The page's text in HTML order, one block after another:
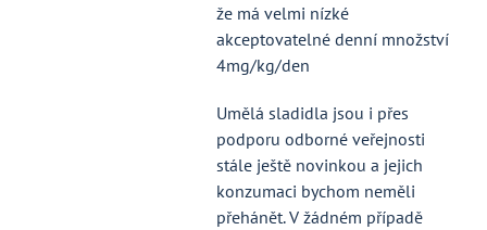
že má velmi nízké
akceptovatelné denní množství
4mg/kg/den
Umělá sladidla jsou i přes
podporu odborné veřejnosti
stále ještě novinkou a jejich
konzumaci bychom neměli
přehánět. V žádném případě